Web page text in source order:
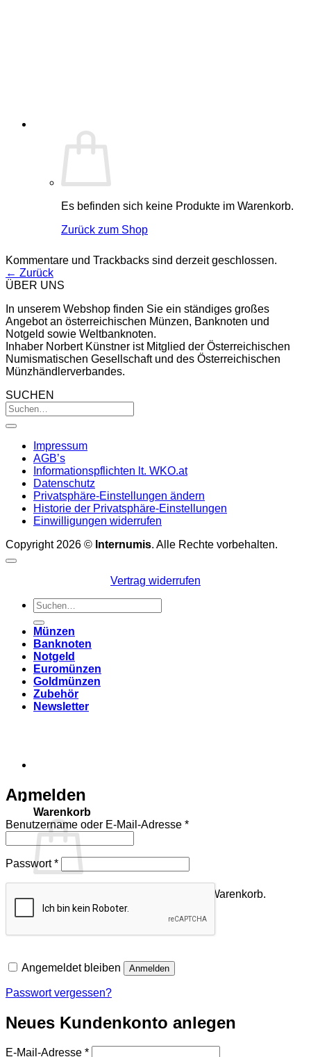
Es befinden sich keine Produkte im Warenkorb.
Zurück zum Shop
Warenkorb
Es befinden sich keine Produkte im Warenkorb.
Zurück zum Shop
Kommentare und Trackbacks sind derzeit geschlossen.
← Zurück
ÜBER UNS
In unserem Webshop finden Sie ein ständiges großes
Angebot an österreichischen Münzen, Banknoten und
Notgeld sowie Weltbanknoten.
Inhaber Norbert Künstner ist Mitglied der Österreichischen
Numismatischen Gesellschaft und des Österreichischen
Münzhändlerverbandes.
SUCHEN
Impressum
AGB’s
Informationspflichten lt. WKO.at
Datenschutz
Privatsphäre-Einstellungen ändern
Historie der Privatsphäre-Einstellungen
Einwilligungen widerrufen
Copyright 2026 © Internumis. Alle Rechte vorbehalten.
Vertrag widerrufen
Suchen
nach:
Münzen
Banknoten
Notgeld
Euromünzen
Goldmünzen
Zubehör
Newsletter
Anmelden
Benutzername oder E-Mail-Adresse *Erforderlich
Passwort*Erforderlich
Angemeldet bleiben Anmelden
Passwort vergessen?
Neues Kundenkonto anlegen
E-Mail-Adresse *Erforderlich